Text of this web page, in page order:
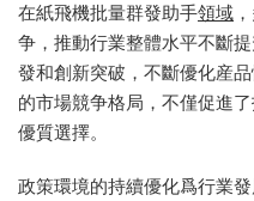
在紙飛機批量群發助手領域
争，推動行業整體水平不斷
發和創新突破，不斷優化産
的市場競争格局，不僅促進
優質選擇。
政策環境的持續優化爲行業